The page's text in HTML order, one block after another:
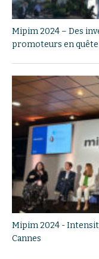
Mipim 2024 – Des
promoteurs en
Mipim 2024 -
Cannes